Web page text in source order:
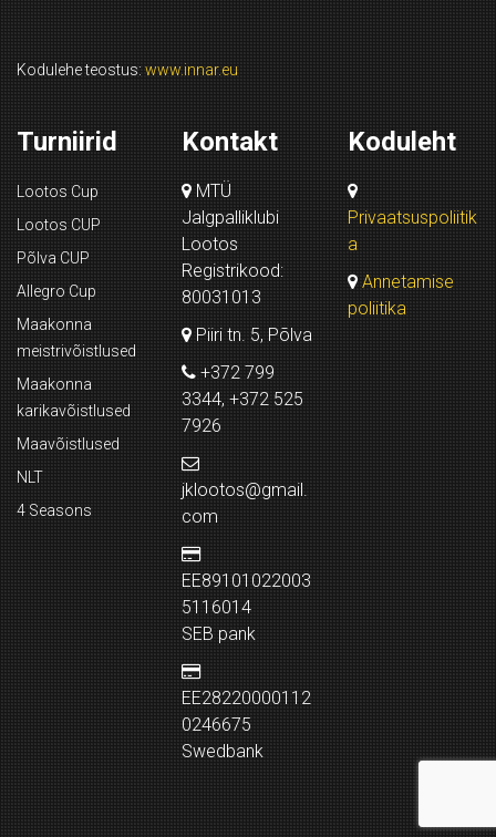
Kodulehe teostus: www.innar.eu
Turniirid
Lootos Cup
Lootos CUP
Põlva CUP
Allegro Cup
Maakonna
meistrivõistlused
Maakonna
karikavõistlused
Maavõistlused
NLT
4 Seasons
Kontakt
MTÜ
Jalgpalliklubi
Lootos
Registrikood:
80031013
Piiri tn. 5, Põlva
+372 799
3344, +372 525
7926
jklootos@gmail.
com
EE89101022003
5116014
SEB pank
EE28220000112
0246675
Swedbank
Koduleht
Privaatsuspoliitik
a
Annetamise
poliitika